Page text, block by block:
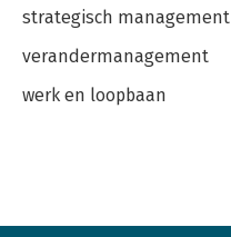
strategisch management
verandermanagement
werk en loopbaan